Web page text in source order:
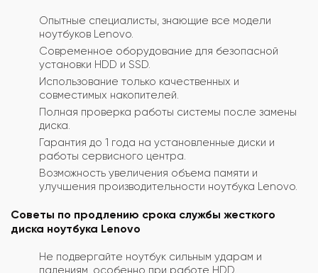
Опытные специалисты, знающие все модели
ноутбуков Lenovo.
Современное оборудование для безопасной
установки HDD и SSD.
Использование только качественных и
совместимых накопителей.
Полная проверка работы системы после замены
диска.
Гарантия до 1 года на установленные диски и
работы сервисного центра.
Возможность увеличения объема памяти и
улучшения производительности ноутбука Lenovo.
Советы по продлению срока службы жесткого
диска ноутбука Lenovo
Не подвергайте ноутбук сильным ударам и
падениям, особенно при работе HDD.